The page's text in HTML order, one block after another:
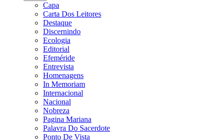
Capa
Carta Dos Leitores
Destaque
Discernindo
Ecologia
Editorial
Efeméride
Entrevista
Homenagens
In Memoriam
Internacional
Nacional
Nobreza
Pagina Mariana
Palavra Do Sacerdote
Ponto De Vista